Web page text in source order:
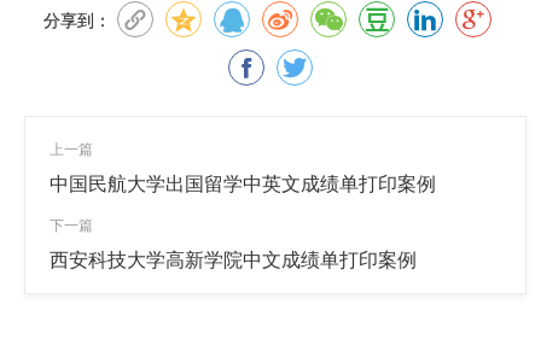
分享到：
上一篇
中国民航大学出国留学中英文成绩单打印案例
下一篇
西安科技大学高新学院中文成绩单打印案例